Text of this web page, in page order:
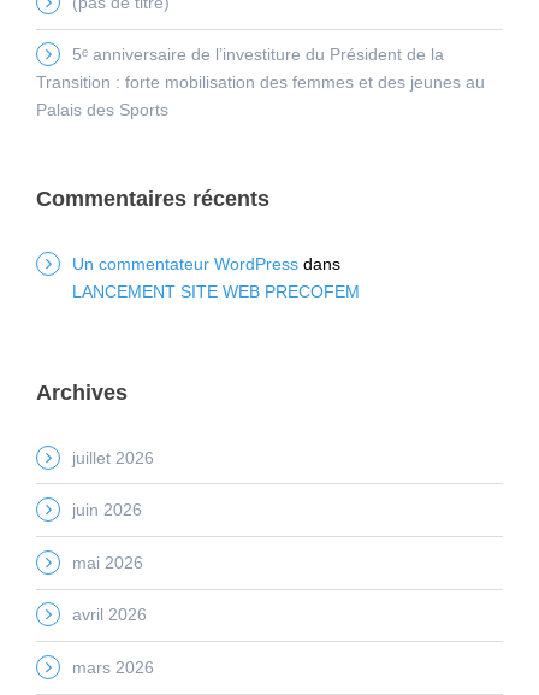
5ᵉ anniversaire de l’investiture du Président de la
Transition : forte mobilisation des femmes et des jeunes au
Palais des Sports
Commentaires récents
Un commentateur WordPress dans
LANCEMENT SITE WEB PRECOFEM
Archives
juillet 2026
juin 2026
mai 2026
avril 2026
mars 2026